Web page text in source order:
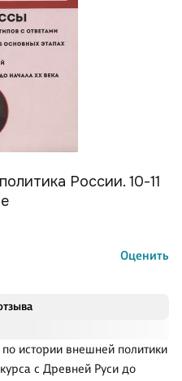
истории внешней политики
с Древней Руси до
России. 10-11
Оценить